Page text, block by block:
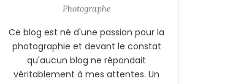
Photographe
Ce blog est né d'une passion pour la
photographie et devant le constat
qu'aucun blog ne répondait
véritablement à mes attentes. Un